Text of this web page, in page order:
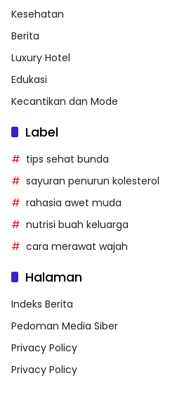
Kesehatan
Berita
Luxury Hotel
Edukasi
Kecantikan dan Mode
Label
tips sehat bunda
sayuran penurun kolesterol
rahasia awet muda
nutrisi buah keluarga
cara merawat wajah
Halaman
Indeks Berita
Pedoman Media Siber
Privacy Policy
Privacy Policy